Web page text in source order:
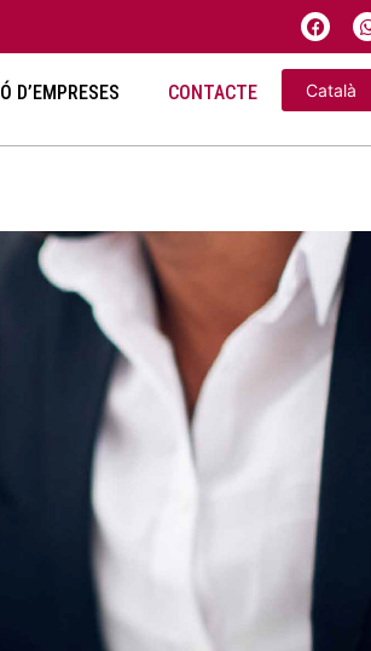
D’EMPRESES CONTACTE